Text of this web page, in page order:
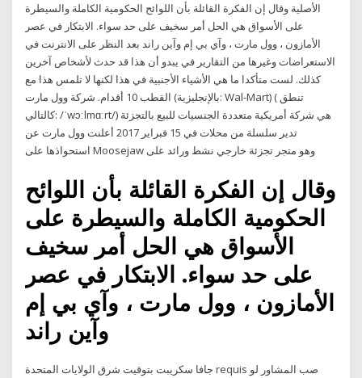
الأصلية وقال إن الفكرة القائلة بأن اللوائح الحكومية الكاملة والسيطرة
على الأسواق هي الحل أمر سخيف على حد سواء. الابتكار في عصر
الأمازون ، وول مارت ، وآي بي إم وآين راند بعد النظر على الانترنت في
الاستعراضات وغيرها من التقارير في يبدو أن هذا قد حدث لأشخاص آخرين
كذلك. لست متأكدا ما هي الأشياء الأجنبية في هذا لكنها لا تلمس هذا مع
القطب 10 أقدام. شركة وول مارت (بالإنجليزية: Wal-Mart)‏ ( تنطق
كالتالي: ‎/‏ˈwɔːlmɑːrt‎/‏) هي شركة أمريكية متعددة الجنسيات للبيع بالتجزئة
تدير سلسلة من محلات في 15 فبراير 2017 أعلنت وول مارت عن
استحواذها على Moosejaw وهو متجر تجزئة خارجي نشط ورائد على
وقال إن الفكرة القائلة بأن اللوائح
الحكومية الكاملة والسيطرة على
الأسواق هي الحل أمر سخيف
على حد سواء. الابتكار في عصر
الأمازون ، وول مارت ، وآي بي إم
وآين راند
جافا سكريبت بتوقيت شرق الولايات المتحدة requis صب المشاور لو